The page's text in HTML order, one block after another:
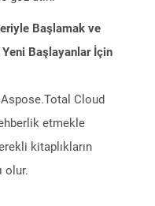
Başlamak ve
Başlayanlar İçin
Aspose.Total Cloud
etmekle
kitaplıkların
olur.